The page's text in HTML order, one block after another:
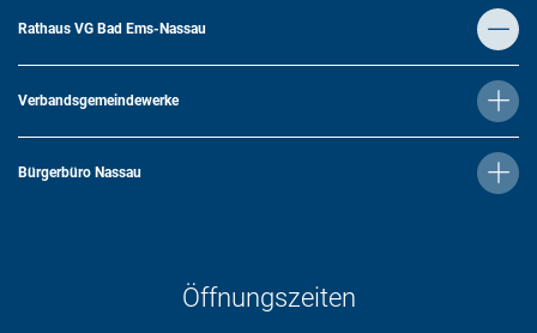
Rathaus VG Bad Ems-Nassau
Verbandsgemeindewerke
Bürgerbüro Nassau
Öffnungszeiten